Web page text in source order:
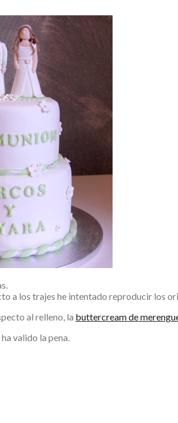
a los trajes he intentado reproducir los
al relleno, la buttercream de
valido la pena.